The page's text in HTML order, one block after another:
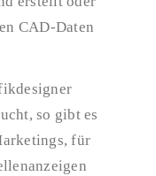
CAD-Daten
so gibt es
für